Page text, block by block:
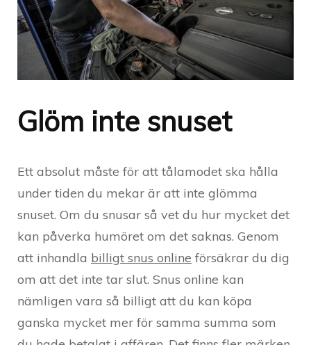
Glöm inte snuset
Ett absolut måste för att tålamodet ska hålla
under tiden du mekar är att inte glömma
snuset. Om du snusar så vet du hur mycket det
kan påverka humöret om det saknas. Genom
att inhandla billigt snus online försäkrar du dig
om att det inte tar slut. Snus online kan
nämligen vara så billigt att du kan köpa
ganska mycket mer för samma summa som